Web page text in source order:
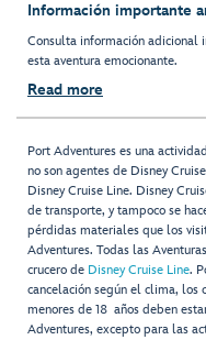
Información importante
Consulta información adicional
esta aventura emocionante.
Read more
Port Adventures es una
no son agentes de Disney
Disney Cruise Line. Disney
de transporte, y tampoco se
pérdidas materiales que los
Adventures. Todas las
crucero de Disney Cruise Line.
cancelación según el clima, los
menores de 18 años deben
Adventures, excepto para las